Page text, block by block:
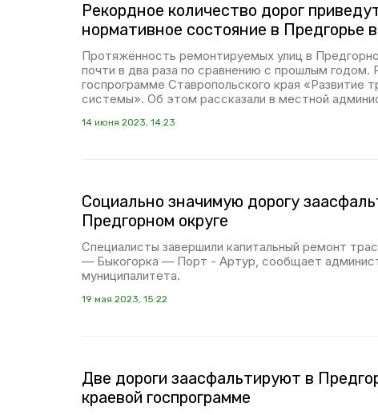
Рекордное количество дорог
нормативное состояние в Предгорье
Протяжённость ремонтируемых улиц в
почти в два раза по сравнению с прошлым годом.
госпрограмме Ставропольского края «Развитие
системы». Об этом рассказали в местной
14 июня 2023, 14:23
Социально значимую дорогу
Предгорном округе
Специалисты завершили капитальный ремонт
— Быкогорка — Порт - Артур, сообщает
муниципалитета.
19 мая 2023, 15:22
Две дороги заасфальтируют в
краевой госпрограмме